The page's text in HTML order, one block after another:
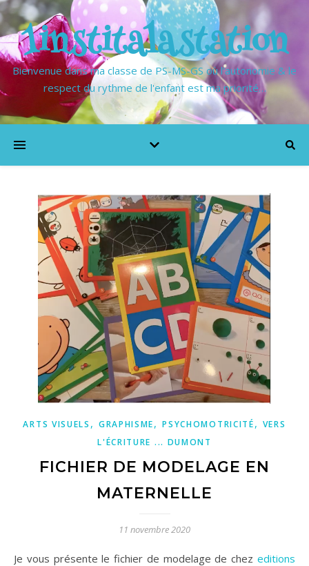
1institalastation
Bienvenue dans ma classe de PS-MS-GS où l'autonomie & le
respect du rythme de l'enfant est ma priorité…
ARTS VISUELS , GRAPHISME,PSYCHOMOTRICITÉ, VERS
L'ÉCRITURE ... DUMONT
FICHIER DE MODELAGE EN
MATERNELLE
11 novembre 2020
Je vous présente le fichier de modelage de chez editions